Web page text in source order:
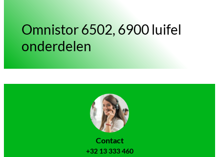
Omnistor 6502, 6900 luifel
onderdelen
Contact
+32 13 333 460